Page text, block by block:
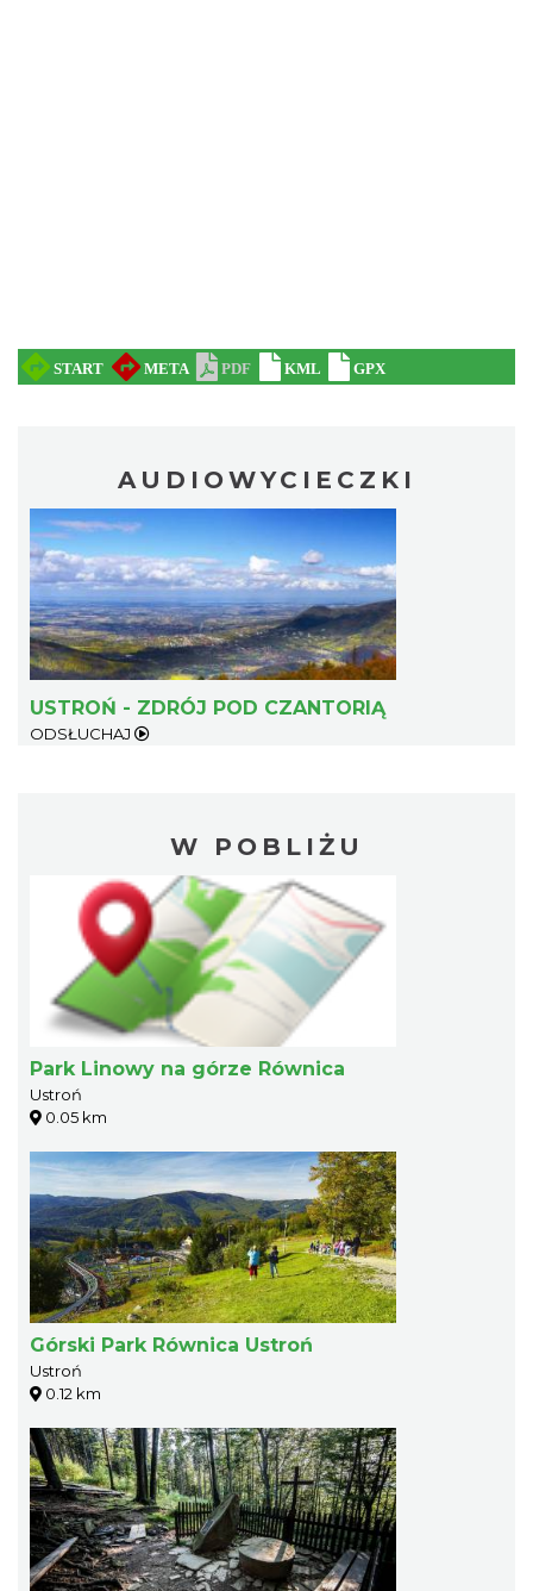
AUDIOWYCIECZKI
USTROŃ - ZDRÓJ POD CZANTORIĄ
ODSŁUCHAJ
W POBLIŻU
Park Linowy na górze Równica
Ustroń
0.05 km
Górski Park Równica Ustroń
Ustroń
0.12 km